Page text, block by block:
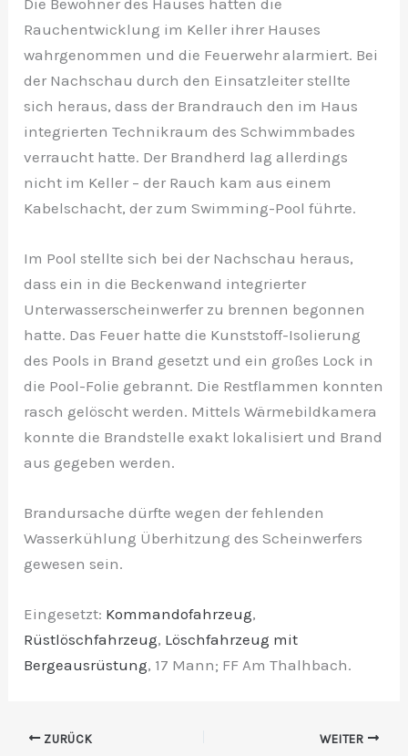
Rauchentwicklung im Keller ihrer Hauses
wahrgenommen und die Feuerwehr alarmiert. Bei
der Nachschau durch den Einsatzleiter stellte
sich heraus, dass der Brandrauch den im Haus
integrierten Technikraum des Schwimmbades
verraucht hatte. Der Brandherd lag allerdings
nicht im Keller – der Rauch kam aus einem
Kabelschacht, der zum Swimming-Pool führte.
Im Pool stellte sich bei der Nachschau heraus,
dass ein in die Beckenwand integrierter
Unterwasserscheinwerfer zu brennen begonnen
hatte. Das Feuer hatte die Kunststoff-Isolierung
des Pools in Brand gesetzt und ein großes Lock in
die Pool-Folie gebrannt. Die Restflammen konnten
rasch gelöscht werden. Mittels Wärmebildkamera
konnte die Brandstelle exakt lokalisiert und Brand
aus gegeben werden.
Brandursache dürfte wegen der fehlenden
Wasserkühlung Überhitzung des Scheinwerfers
gewesen sein.
Eingesetzt: Kommandofahrzeug,
Rüstlöschfahrzeug, Löschfahrzeug mit
Bergeausrüstung, 17 Mann; FF Am Thalhbach.
ZURÜCK WEITER